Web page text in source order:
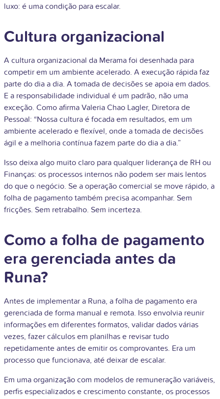
luxo: é uma condição para escalar.
Cultura organizacional
A cultura organizacional da Merama foi desenhada para
competir em um ambiente acelerado. A execução rápida faz
parte do dia a dia. A tomada de decisões se apoia em dados.
E a responsabilidade individual é um padrão, não uma
exceção. Como afirma Valeria Chao Lagler, Diretora de
Pessoal: “Nossa cultura é focada em resultados, em um
ambiente acelerado e flexível, onde a tomada de decisões
ágil e a melhoria contínua fazem parte do dia a dia.”
Isso deixa algo muito claro para qualquer liderança de RH ou
Finanças: os processos internos não podem ser mais lentos
do que o negócio. Se a operação comercial se move rápido, a
folha de pagamento também precisa acompanhar. Sem
fricções. Sem retrabalho. Sem incerteza.
Como a folha de pagamento
era gerenciada antes da
Runa?
Antes de implementar a Runa, a folha de pagamento era
gerenciada de forma manual e remota. Isso envolvia reunir
informações em diferentes formatos, validar dados várias
vezes, fazer cálculos em planilhas e revisar tudo
repetidamente antes de emitir os comprovantes. Era um
processo que funcionava, até deixar de escalar.
Em uma organização com modelos de remuneração variáveis,
perfis especializados e crescimento constante, os processos